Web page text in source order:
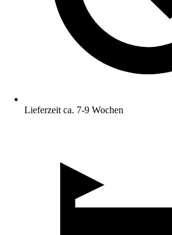
Lieferzeit ca. 7-9 Wochen